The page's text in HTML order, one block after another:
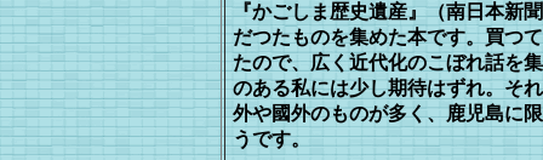
『かごしま歴史遺産』（南日本新
だつたものを集めた本です。買つ
たので、広く近代化のこぼれ話を
のある私には少し期待はずれ。そ
外や國外のものが多く、鹿児島に
うです。